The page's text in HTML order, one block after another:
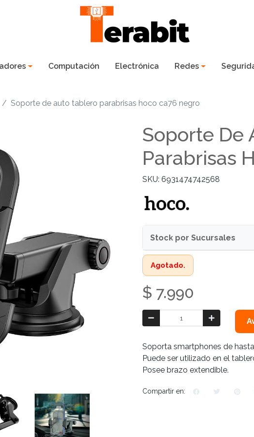
Computación Electrónica Redes
Soporte de auto tablero parabrisas hoco ca76 negro
Soporte De
Parabrisas
SKU: 6931474742568
Stock por Sucursales
Agotado.
$ 7.990
Soporta smartphones de
Puede ser utilizado en el
Posee brazo extendible.
Compartir en: